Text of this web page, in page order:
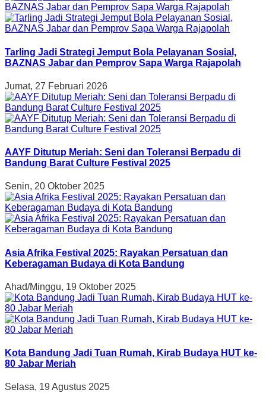
Tarling Jadi Strategi Jemput Bola Pelayanan Sosial,
BAZNAS Jabar dan Pemprov Sapa Warga Rajapolah
Jumat, 27 Februari 2026
AAYF Ditutup Meriah: Seni dan Toleransi Berpadu di
Bandung Barat Culture Festival 2025
Senin, 20 Oktober 2025
Asia Afrika Festival 2025: Rayakan Persatuan dan
Keberagaman Budaya di Kota Bandung
Ahad/Minggu, 19 Oktober 2025
Kota Bandung Jadi Tuan Rumah, Kirab Budaya HUT ke-
80 Jabar Meriah
Selasa, 19 Agustus 2025